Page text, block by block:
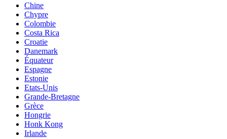
Chine
Chypre
Colombie
Costa Rica
Croatie
Danemark
Équateur
Espagne
Estonie
Etats-Unis
Grande-Bretagne
Grèce
Hongrie
Honk Kong
Irlande